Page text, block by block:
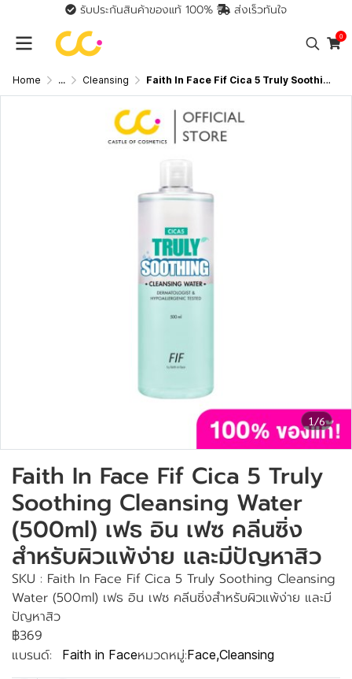
รับประกันสินค้าของแท้ 100% ส่งเร็วทันใจ
0
Home ... Cleansing Faith In Face Fif Cica 5 Truly Soothing Cleansing Water (500ml) เฟธ อิน เฟซ คลีนซิ่งสำหรับผิวแพ้ง่าย และมีปัญหาสิว
1/6
Faith In Face Fif Cica 5 Truly
Soothing Cleansing Water
(500ml) เฟธ อิน เฟซ คลีนซิ่ง
สำหรับผิวแพ้ง่าย และมีปัญหาสิว
SKU : Faith In Face Fif Cica 5 Truly Soothing Cleansing
Water (500ml) เฟธ อิน เฟซ คลีนซิ่งสำหรับผิวแพ้ง่าย และมี
ปัญหาสิว
฿369
แบรนด์:
Faith in Faceหมวดหมู่:Face,Cleansing